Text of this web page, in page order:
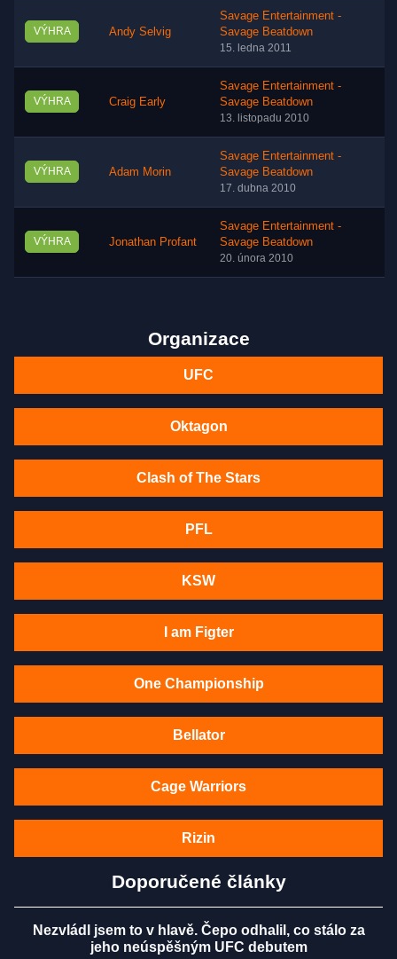
VÝHRA Andy Selvig
Savage Entertainment -
Savage Beatdown
15. ledna 2011
VÝHRA Craig Early
Savage Entertainment -
Savage Beatdown
13. listopadu 2010
VÝHRA Adam Morin
Savage Entertainment -
Savage Beatdown
17. dubna 2010
VÝHRA Jonathan Profant
Savage Entertainment -
Savage Beatdown
20. února 2010
Organizace
UFC
Oktagon
Clash of The Stars
PFL
KSW
I am Figter
One Championship
Bellator
Cage Warriors
Rizin
Doporučené články
Nezvládl jsem to v hlavě. Čepo odhalil, co stálo za
jeho neúspěšným UFC debutem